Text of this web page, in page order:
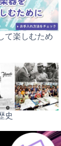
て楽しむため
史